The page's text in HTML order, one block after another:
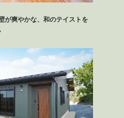
が爽やかな、和のテイストを